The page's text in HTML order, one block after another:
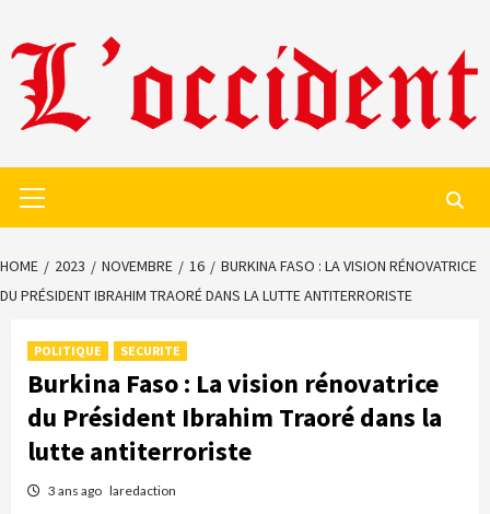
to
content
Menu
HOME 2023 NOVEMBRE 16
BURKINA FASO : LA VISION RÉNOVATRICE
DU PRÉSIDENT IBRAHIM TRAORÉ DANS LA LUTTE ANTITERRORISTE
POLITIQUE SECURITE
Burkina Faso : La vision rénovatrice
du Président Ibrahim Traoré dans la
lutte antiterroriste
3 ans ago laredaction